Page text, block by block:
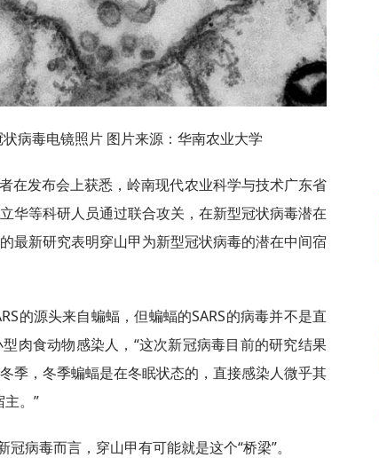
病毒电镜照片 图片来源：华南农业大学
在发布会上获悉，岭南现代农业科学与技术广东省
华等科研人员通过联合攻关，在新型冠状病毒潜在
最新研究表明穿山甲为新型冠状病毒的潜在中间宿
的源头来自蝙蝠，但蝙蝠的SARS的病毒并不是直
肉食动物感染人，“这次新冠病毒目前的研究结果
季，冬季蝙蝠是在冬眠状态的，直接感染人微乎其
主。”
病毒而言，穿山甲有可能就是这个“桥梁”。